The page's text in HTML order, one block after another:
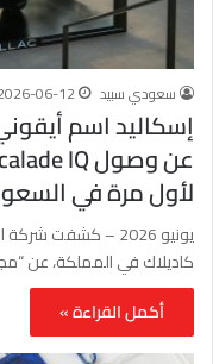
سعودي سبيد 06-12
إسكاليد اسم
لأول مرة في
يونيو 2026 – كشفت
كاديلاك في المملكة، عن
أكمل القراءة »